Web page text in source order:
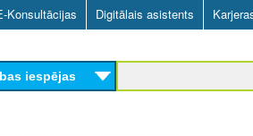
Skip
to
main
content
Konsultācijas Digitālais asistents
iespējas